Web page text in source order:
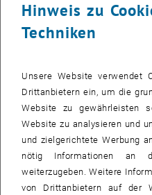
QR-Code @hard.in.action
Hinweis zu
Techniken
Unsere Website verwendet
Drittanbietern ein, um die
Website zu gewährleisten
Website zu analysieren und
und zielgerichtete Werbung
nötig Informationen an
weiterzugeben. Weitere
von Drittanbietern auf der